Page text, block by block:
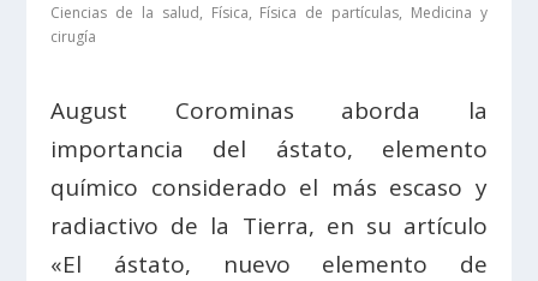
Ciencias de la salud, Física, Física de partículas, Medicina y
cirugía
August Corominas aborda la
importancia del ástato, elemento
químico considerado el más escaso y
radiactivo de la Tierra, en su artículo
«El ástato, nuevo elemento de